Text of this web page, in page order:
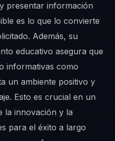
presentar información
es lo que lo convierte
Además, su
educativo asegura que
informativas como
un ambiente positivo y
Esto es crucial en un
la innovación y la
para el éxito a largo